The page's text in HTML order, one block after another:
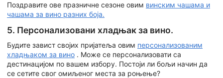
Поздравите ове празничне сезоне овим винским чашама и
чашама за вино разних боја.
5. Персонализовани хладњак за вино.
Будите завист својих пријатеља овим персонализованим
хладњаком за вино . Може се персонализовати са
дестинацијом по вашем избору. Постоји ли бољи начин да
се сетите свог омиљеног места за роњење?